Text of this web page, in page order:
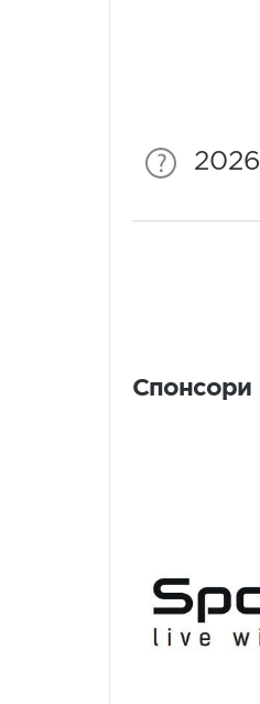
2026
Спонсори